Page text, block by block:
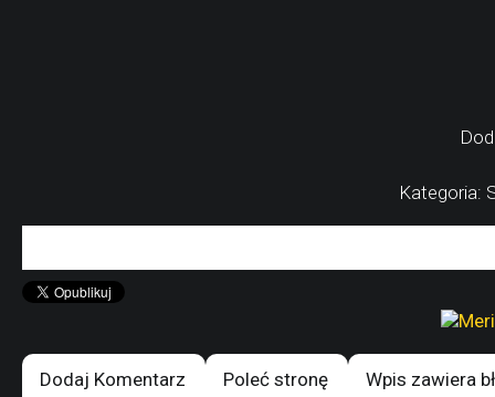
Kategoria:
Dodaj Komentarz Poleć stronę Wpis zawiera